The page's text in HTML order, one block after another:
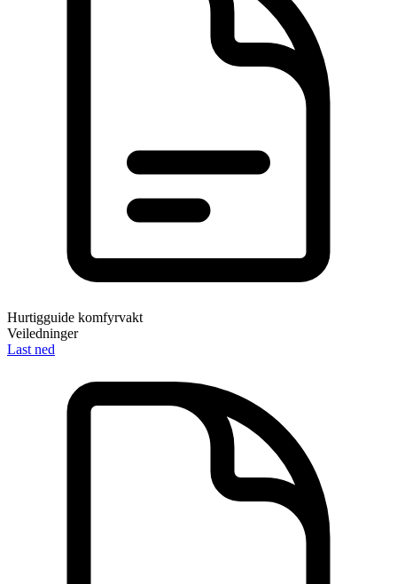
Hurtigguide komfyrvakt
Veiledninger
Last ned